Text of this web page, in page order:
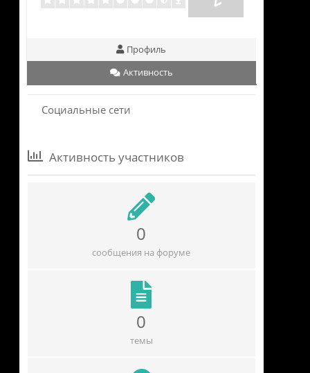
Профиль
Активность
Социальные сети
Активность участников
0
сообщения на форуме
0
темы